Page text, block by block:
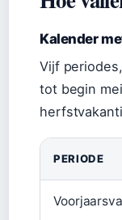
Kalender
Vijf
tot begin
PERIODE